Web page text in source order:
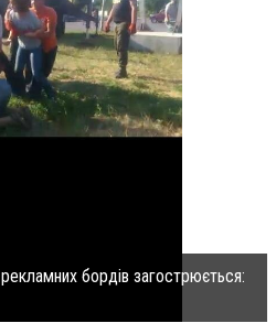
бордів загострюється: